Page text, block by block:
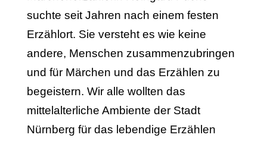
suchte seit Jahren nach einem festen
Erzählort. Sie versteht es wie keine
andere, Menschen zusammenzubringen
und für Märchen und das Erzählen zu
begeistern. Wir alle wollten das
mittelalterliche Ambiente der Stadt
Nürnberg für das lebendige Erzählen